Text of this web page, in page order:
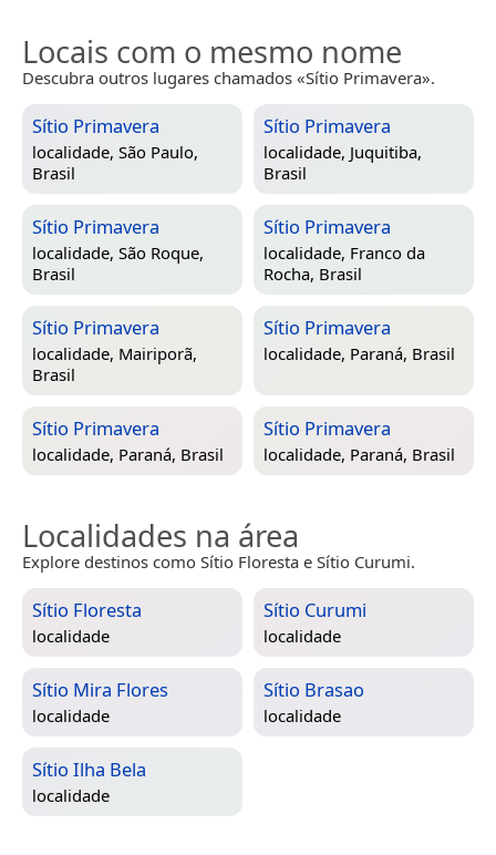
Locais com o mesmo nome
Descubra outros lugares chamados «Sítio Primavera».
Sítio Primavera
localidade, São Paulo,
Brasil
Sítio Primavera
localidade, Juquitiba,
Brasil
Sítio Primavera
localidade, São Roque,
Brasil
Sítio Primavera
localidade, Franco da
Rocha, Brasil
Sítio Primavera
localidade, Mairiporã,
Brasil
Sítio Primavera
localidade, Paraná, Brasil
Sítio Primavera
localidade, Paraná, Brasil
Sítio Primavera
localidade, Paraná, Brasil
Localidades na área
Explore destinos como Sítio Floresta e Sítio Curumi.
Sítio Floresta
localidade
Sítio Curumi
localidade
Sítio Mira Flores
localidade
Sítio Brasao
localidade
Sítio Ilha Bela
localidade